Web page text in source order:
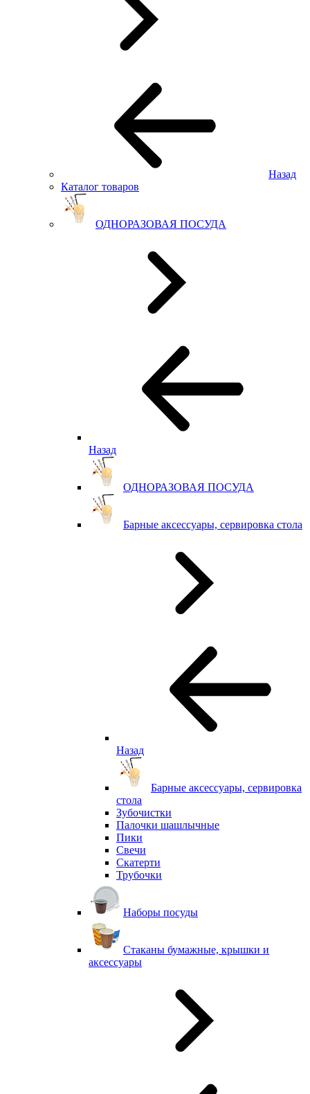
Назад
Каталог товаров
ОДНОРАЗОВАЯ ПОСУДА
Назад
ОДНОРАЗОВАЯ ПОСУДА
Барные аксессуары, сервировка стола
Назад
Барные аксессуары, сервировка
стола
Зубочистки
Палочки шашлычные
Пики
Свечи
Скатерти
Трубочки
Наборы посуды
Стаканы бумажные, крышки и
аксессуары